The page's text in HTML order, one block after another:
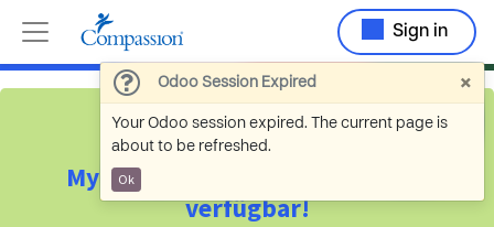
Odoo Session Expired ×
Your Odoo session expired. The current page is
about to be refreshed.
Ok
Sign in
MyCompassion ist jetzt als App
verfügbar!